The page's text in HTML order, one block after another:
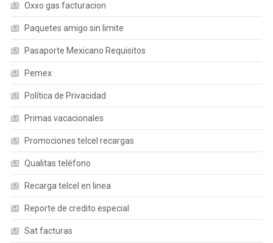
Oxxo gas facturacion
Paquetes amigo sin limite
Pasaporte Mexicano Requisitos
Pemex
Política de Privacidad
Primas vacacionales
Promociones telcel recargas
Qualitas teléfono
Recarga telcel en linea
Reporte de credito especial
Sat facturas